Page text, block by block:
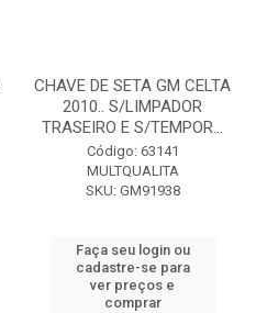
CHAVE DE SETA GM CELTA
2010.. S/LIMPADOR
TRASEIRO E S/TEMPOR...
Código: 63141
MULTQUALITA
SKU: GM91938
Faça seu login ou
cadastre-se para
ver preços e
comprar